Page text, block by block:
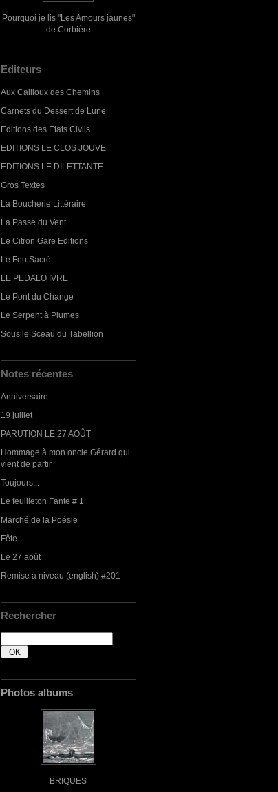
Pourquoi je lis "Les Amours jaunes"
de Corbière
Editeurs
Aux Cailloux des Chemins
Carnets du Dessert de Lune
Editions des Etats Civils
EDITIONS LE CLOS JOUVE
EDITIONS LE DILETTANTE
Gros Textes
La Boucherie Littéraire
La Passe du Vent
Le Citron Gare Editions
Le Feu Sacré
LE PEDALO IVRE
Le Pont du Change
Le Serpent à Plumes
Sous le Sceau du Tabellion
Notes récentes
Anniversaire
19 juillet
PARUTION LE 27 AOÛT
Hommage à mon oncle Gérard qui
vient de partir
Toujours...
Le feuilleton Fante # 1
Marché de la Poésie
Fête
Le 27 août
Remise à niveau (english) #201
Rechercher
Photos albums
BRIQUES